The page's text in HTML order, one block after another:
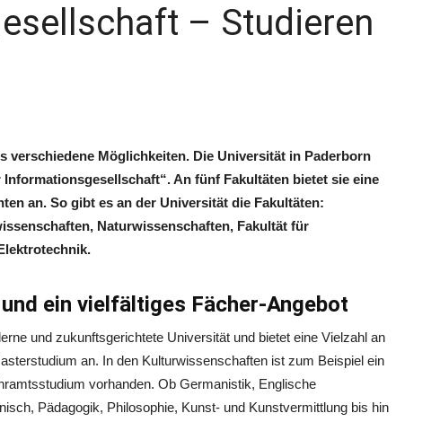
– Studieren
verschiedene Möglichkeiten. Die Universität in Paderborn
An fünf Fakultäten bietet sie eine
an. So gibt es an der Universität die Fakultäten:
Naturwissenschaften, Fakultät für
ein vielfältiges Fächer-Angebot
und zukunftsgerichtete Universität und bietet eine Vielzahl an
an. In den Kulturwissenschaften ist zum Beispiel ein
vorhanden. Ob Germanistik, Englische
Pädagogik, Philosophie, Kunst- und Kunstvermittlung bis hin